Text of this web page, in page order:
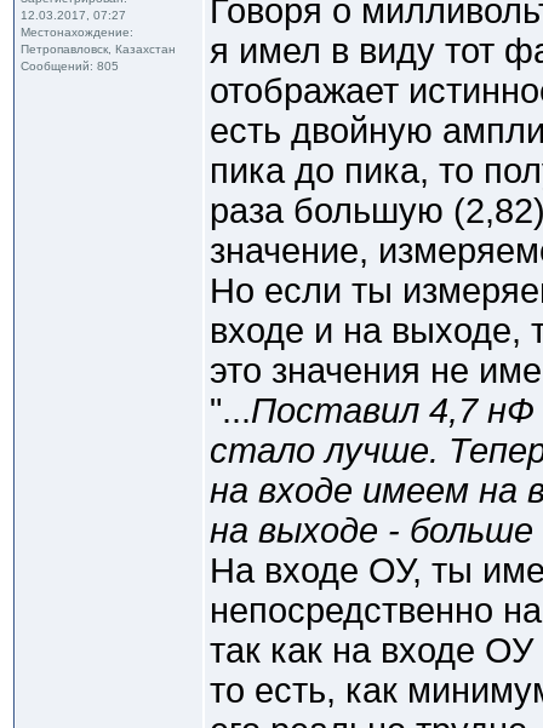
12.03.2017, 07:27
Местонахождение:
Петропавловск, Казахстан
Сообщений: 805
Говоря о
я имел в виду тот
отображает
есть двойную
пика до пика, то
раза большую
значение,
Но если ты
входе и на выходе,
это значения не
"...Поставил 4,7 нФ
стало лучше.
на входе имеем на
на выходе - больше
На входе ОУ, ты
непосредственно
так как на входе
то есть, как